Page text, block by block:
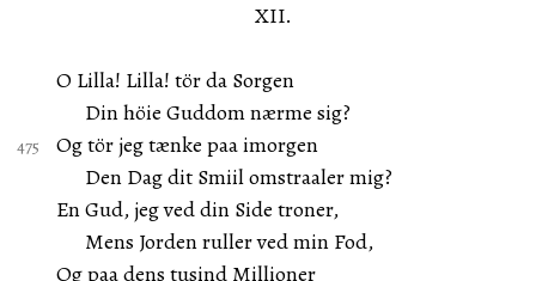
XII.
O Lilla! Lilla! tör da Sorgen
Din höie Guddom nærme sig?
Og tör jeg tænke paa imorgen
Den Dag dit Smiil omstraaler mig?
En Gud, jeg ved din Side troner,
Mens Jorden ruller ved min Fod,
Og paa dens tusind Millioner